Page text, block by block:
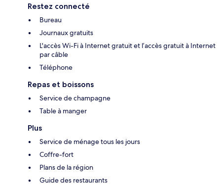
Restez connecté
Bureau
Journaux gratuits
L'accès Wi-Fi à Internet gratuit et l’accès gratuit à Internet
par câble
Téléphone
Repas et boissons
Service de champagne
Table à manger
Plus
Service de ménage tous les jours
Coffre-fort
Plans de la région
Guide des restaurants